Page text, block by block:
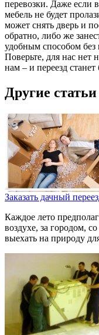
перевозки. Даже если
мебель не будет
может снять дверь и
обратно, либо же
удобным способом
Поверьте, для нас нет
нам – и переезд
Другие статьи
Заказать дачный
Каждое лето
воздухе, за городом,
выехать на природу